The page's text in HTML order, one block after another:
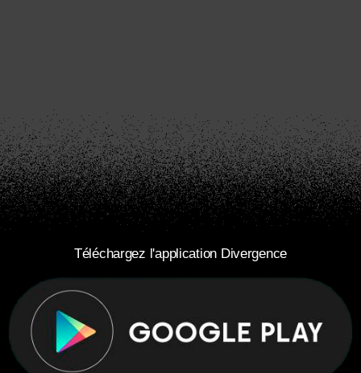
Téléchargez l'application Divergence